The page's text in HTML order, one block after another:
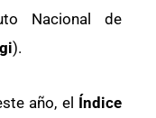
Nacional de
).
año, el Índice